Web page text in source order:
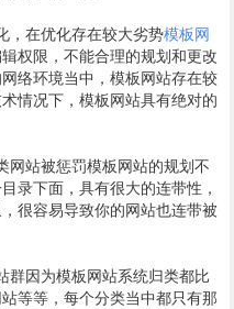
，在优化存在较大劣势模板网
权限，不能合理的规划和更改
络环境当中，模板网站存在较
情况下，模板网站具有绝对的
网站被惩罚模板网站的规划不
录下面，具有很大的连带性，
很容易导致你的网站也连带被
群因为模板网站系统归类都比
等等，每个分类当中都只有那